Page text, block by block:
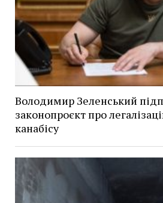
Володимир Зеленський
законопроєкт про
канабісу